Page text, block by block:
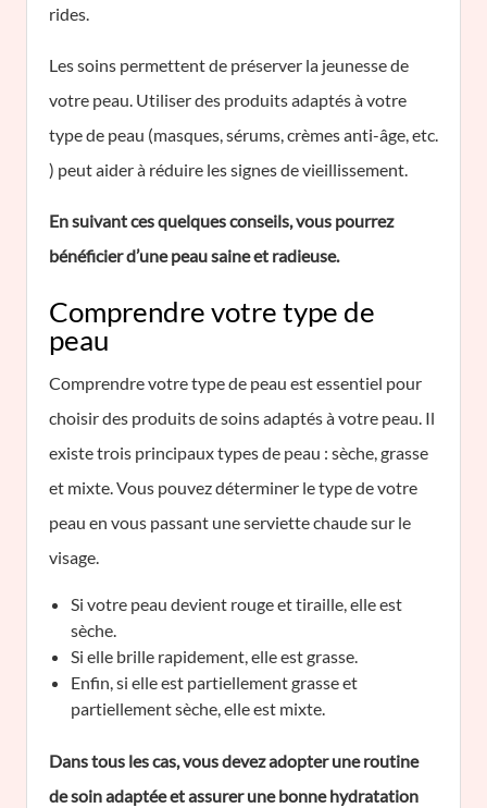
rides.
Les soins permettent de préserver la jeunesse de
votre peau. Utiliser des produits adaptés à votre
type de peau (masques, sérums, crèmes anti-âge, etc.
) peut aider à réduire les signes de vieillissement.
En suivant ces quelques conseils, vous pourrez
bénéficier d’une peau saine et radieuse.
Comprendre votre type de
peau
Comprendre votre type de peau est essentiel pour
choisir des produits de soins adaptés à votre peau. Il
existe trois principaux types de peau : sèche, grasse
et mixte. Vous pouvez déterminer le type de votre
peau en vous passant une serviette chaude sur le
visage.
Si votre peau devient rouge et tiraille, elle est
sèche.
Si elle brille rapidement, elle est grasse.
Enfin, si elle est partiellement grasse et
partiellement sèche, elle est mixte.
Dans tous les cas, vous devez adopter une routine
de soin adaptée et assurer une bonne hydratation